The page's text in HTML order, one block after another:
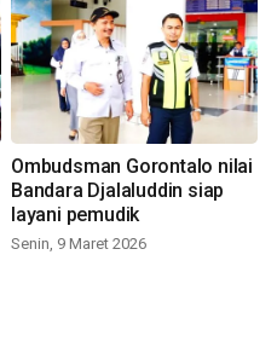
Ombudsman Gorontalo nilai
Bandara Djalaluddin siap
layani pemudik
Senin, 9 Maret 2026